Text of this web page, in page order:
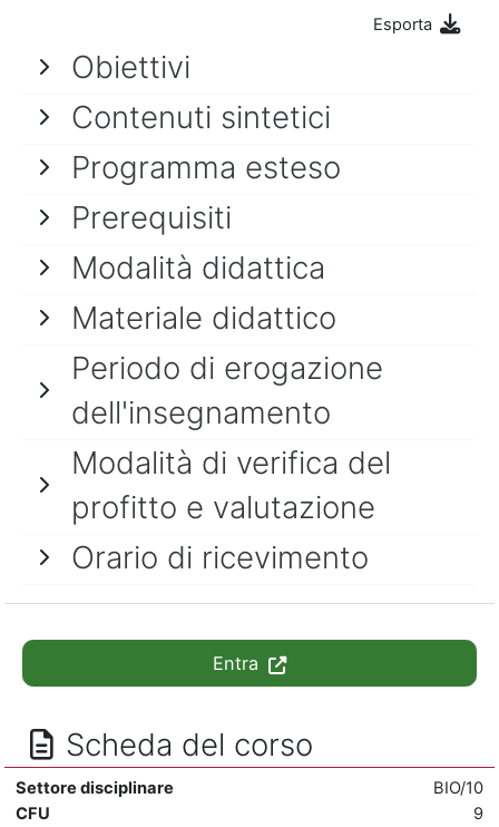
Esporta
Obiettivi
Contenuti sintetici
Programma esteso
Prerequisiti
Modalità didattica
Materiale didattico
Periodo di erogazione
dell'insegnamento
Modalità di verifica del
profitto e valutazione
Orario di ricevimento
Entra
Scheda del corso
Settore disciplinare
BIO/10
CFU
9